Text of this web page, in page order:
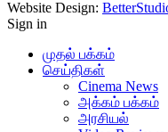
Website Design:
Sign in
முதல் பக்கம்
செய்திகள்
Cinema News
அக்கம் பக்கம்
அரசியல்